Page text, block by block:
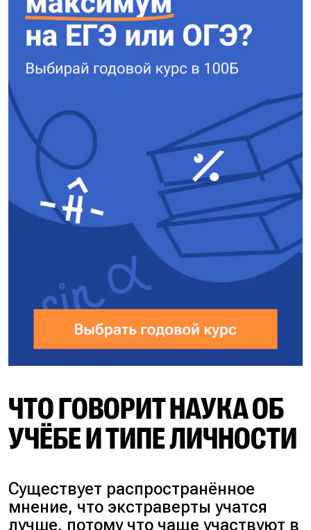
ЧТО ГОВОРИТ НАУКА ОБ
УЧЁБЕ И ТИПЕ ЛИЧНОСТИ
Существует распространённое
мнение, что экстраверты учатся
лучше, потому что чаще участвуют в